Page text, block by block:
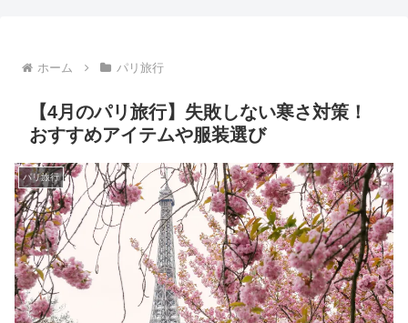
ホーム パリ旅行
【4月のパリ旅行】失敗しない寒さ対策！
おすすめアイテムや服装選び
パリ旅行